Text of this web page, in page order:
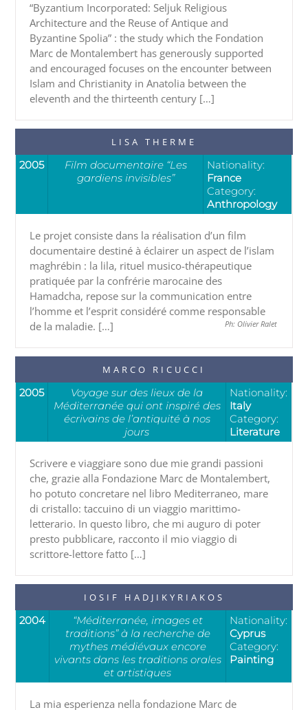
“Byzantium Incorporated: Seljuk Religious
Architecture and the Reuse of Antique and
Byzantine Spolia” : the study which the Fondation
Marc de Montalembert has generously supported
and encouraged focuses on the encounter between
Islam and Christianity in Anatolia between the
eleventh and the thirteenth century […]
LISA THERME
2005
Film documentaire “Les
gardiens invisibles”
Nationality:
France
Category:
Anthropology
Le projet consiste dans la réalisation d’un film
documentaire destiné à éclairer un aspect de l’islam
maghrébin : la lila, rituel musico-thérapeutique
pratiquée par la confrérie marocaine des
Hamadcha, repose sur la communication entre
l’homme et l’esprit considéré comme responsable
de la maladie. […]
Ph: Olivier Ralet
MARCO RICUCCI
2005
Voyage sur des lieux de la
Méditerranée qui ont inspiré des
écrivains de l’antiquité à nos
jours
Nationality:
Italy
Category:
Literature
Scrivere e viaggiare sono due mie grandi passioni
che, grazie alla Fondazione Marc de Montalembert,
ho potuto concretare nel libro Mediterraneo, mare
di cristallo: taccuino di un viaggio marittimo-
letterario. In questo libro, che mi auguro di poter
presto pubblicare, racconto il mio viaggio di
scrittore-lettore fatto […]
IOSIF HADJIKYRIAKOS
2004
“Méditerranée, images et
traditions” à la recherche de
mythes médiévaux encore
vivants dans les traditions orales
et artistiques
Nationality:
Cyprus
Category:
Painting
La mia esperienza nella fondazione Marc de